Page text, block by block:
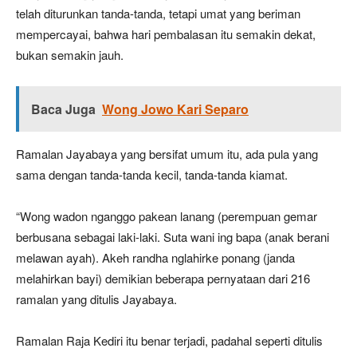
telah diturunkan tanda-tanda, tetapi umat yang beriman
mempercayai, bahwa hari pembalasan itu semakin dekat,
bukan semakin jauh.
Baca Juga Wong Jowo Kari Separo
Ramalan Jayabaya yang bersifat umum itu, ada pula yang
sama dengan tanda-tanda kecil, tanda-tanda kiamat.
“Wong wadon nganggo pakean lanang (perempuan gemar
berbusana sebagai laki-laki. Suta wani ing bapa (anak berani
melawan ayah). Akeh randha nglahirke ponang (janda
melahirkan bayi) demikian beberapa pernyataan dari 216
ramalan yang ditulis Jayabaya.
Ramalan Raja Kediri itu benar terjadi, padahal seperti ditulis